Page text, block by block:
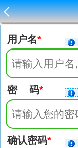
首页>用户注册
用户名*
密 码*
确认密码*